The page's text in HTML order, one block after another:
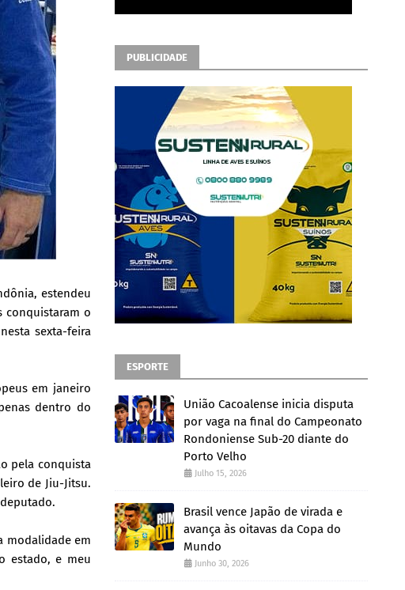
estendeu
conquistaram o
sexta-feira
em janeiro
dentro do
pela conquista
de Jiu-Jitsu.
modalidade em
estado, e meu
PUBLICIDADE
ESPORTE
União Cacoalense inicia disputa
por vaga na final do Campeonato
Rondoniense Sub-20 diante do
Porto Velho
Julho 15, 2026
Brasil vence Japão de virada e
avança às oitavas da Copa do
Mundo
Junho 30, 2026